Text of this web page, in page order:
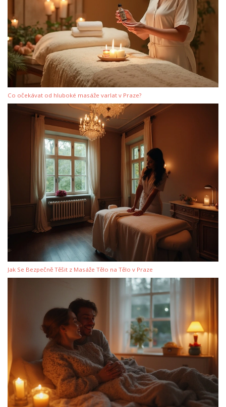
Co očekávat od hluboké masáže varlat v Praze?
Jak Se Bezpečně Těšit z Masáže Tělo na Tělo v Praze